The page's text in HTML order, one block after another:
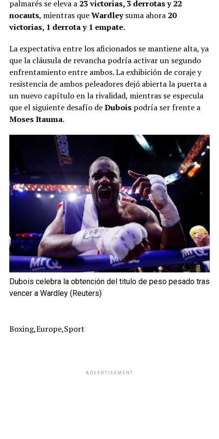
palmarés se eleva a 23 victorias, 3 derrotas y 22
nocauts, mientras queWardleysuma ahora20
victorias, 1 derrota y 1 empate.
La expectativa entre los aficionados se mantiene alta, ya
que la cláusula de revancha podría activar un segundo
enfrentamiento entre ambos. La exhibición de coraje y
resistencia de ambos peleadores dejó abierta la puerta a
un nuevo capítulo en la rivalidad, mientras se especula
que el siguiente desafío deDuboispodría ser frente a
Moses Itauma.
Dubois celebra la obtención del titulo de peso pesado tras
vencer a Wardley (Reuters)
Boxing,Europe,Sport
ADVERTISEMENT